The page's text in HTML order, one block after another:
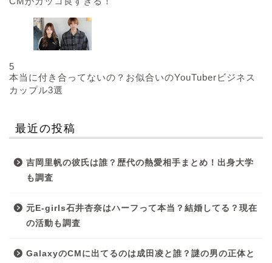
5
本当に付き合ってないの？お似合いのYouTuberビジネス
カップル3選
最近の投稿
吉岡里帆の彼氏は誰？歴代の熱愛相手まとめ！出身大学
も調査
元E-girls石井杏奈はハーフって本当？結婚してる？現在
の活動も調査
GalaxyのCMに出てるのは成田凌と誰？謎の男の正体と